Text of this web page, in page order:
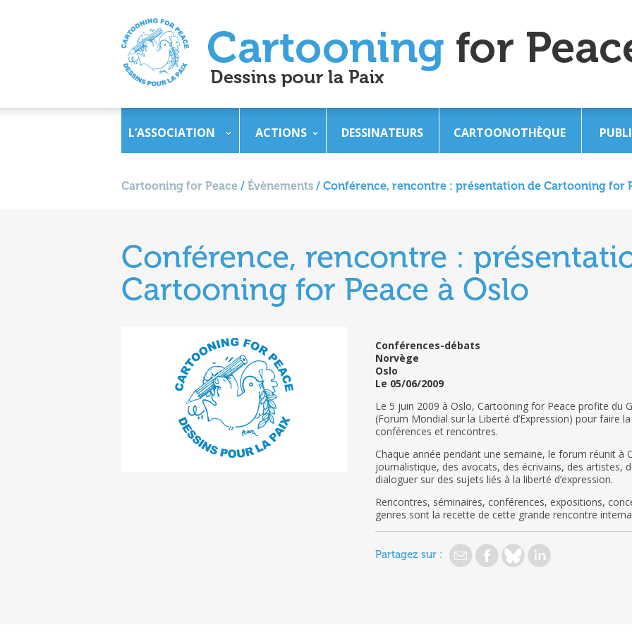
L’ASSOCIATION ACTIONS DESSINATEURS CARTOONOTHÈQUE
Cartooning for Peace / Évènements / Conférence, rencontre : présentation de Cartooning for
Conférence, rencontre :
Cartooning for Peace à Oslo
Conférences-débats
Norvège
Oslo
Le 05/06/2009
Le 5 juin 2009 à Oslo, Cartooning for Peace profite du
(Forum Mondial sur la Liberté d’Expression) pour faire
conférences et rencontres.
Chaque année pendant une semaine, le forum réunit à
journalistique, des avocats, des écrivains, des artistes,
dialoguer sur des sujets liés à la liberté d’expression.
Rencontres, séminaires, conférences, expositions,
genres sont la recette de cette grande rencontre
Partagez sur :